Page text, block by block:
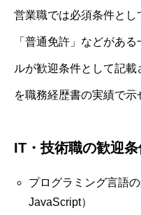
営業職では必須条件とし
「普通免許」などがあ
ルが歓迎条件として記
を職務経歴書の実績で示
IT・技術職の歓迎条
プログラミング言語
JavaScript）